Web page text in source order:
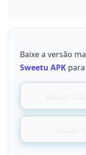
Baixe a versão
Sweetu APK
Baixar
Baixar